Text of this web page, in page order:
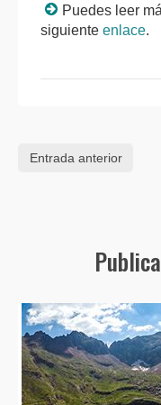
Puedes leer
siguiente enlace.
Entrada anterior